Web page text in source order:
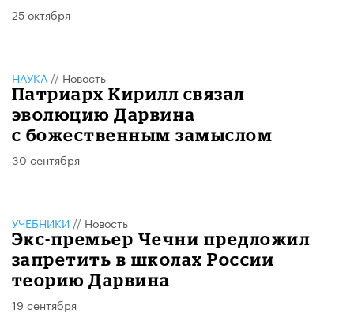
25 октября
НАУКА // Новость
Патриарх Кирилл связал
эволюцию Дарвина
с божественным замыслом
30 сентября
УЧЕБНИКИ // Новость
Экс-премьер Чечни предложил
запретить в школах России
теорию Дарвина
19 сентября